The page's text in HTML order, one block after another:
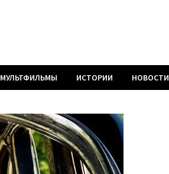
МУЛЬТФИЛЬМЫ ИСТОРИИ НОВОСТИ